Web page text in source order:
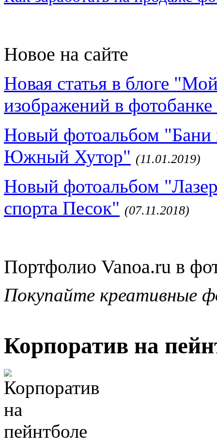
Новое на сайте
Новая статья в блоге
изображений в
Новый фотоальбом "Бани
Южный Хутор" (11.01.2019)
Новый фотоальбом
спорта Песок" (07.11.2018)
Портфолио Vanoa.ru в
Покупайте креативные
Корпоратив на